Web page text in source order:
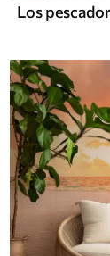
Los